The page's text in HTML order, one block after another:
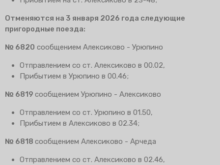
Отменяются на 3 января 2026 года следующие
пригородные поезда:
№ 6820 сообщением Алексиково - Урюпино
Отправлением со ст. Алексиково в 00.02,
Прибытием в Урюпино в 00.46;
№ 6819 сообщением Урюпино - Алексиково
Отправлением со ст. Урюпино в 01.50,
Прибытием в Алексиково в 02.34;
№ 6818 сообщением Алексиково - Арчеда
Отправлением со ст. Алексиково в 02.46,